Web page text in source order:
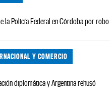
la Policía Federal en Córdoba por robo
Y COMERCIO
diplomática y Argentina rehusó